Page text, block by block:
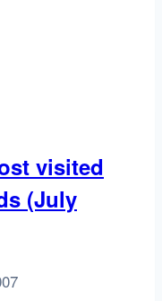
visited
(July